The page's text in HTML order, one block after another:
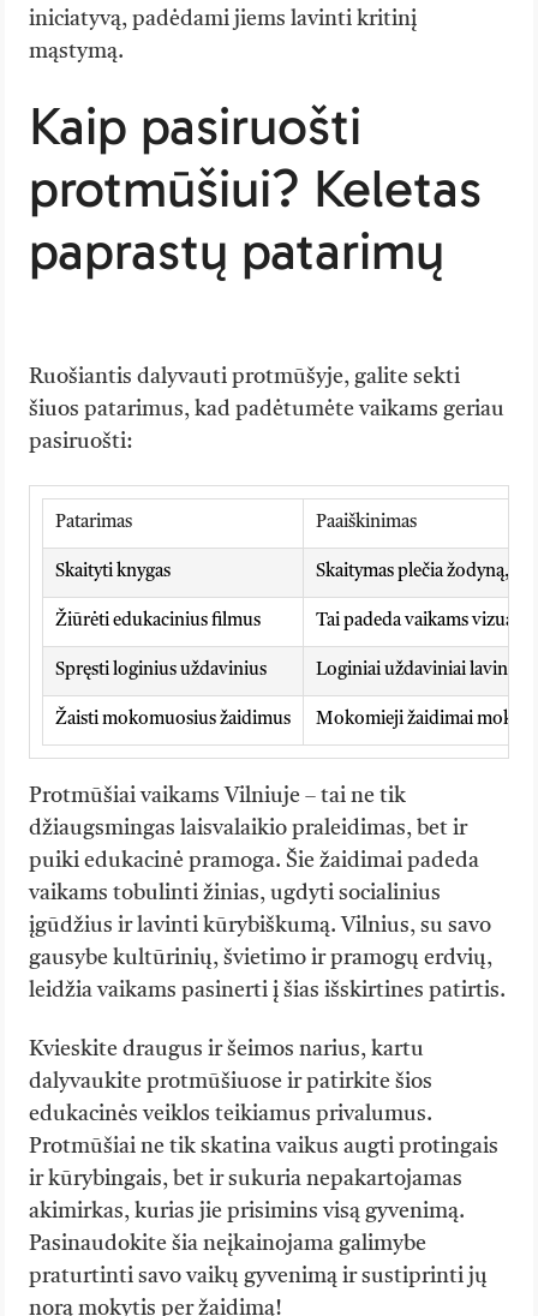
iniciatyvą, padėdami jiems lavinti kritinį
mąstymą.
Kaip pasiruošti
protmūšiui? Keletas
paprastų patarimų
Ruošiantis dalyvauti protmūšyje, galite sekti
šiuos patarimus, kad padėtumėte vaikams geriau
pasiruošti:
Patarimas Paaiškinimas
Skaityti knygas Skaitymas plečia žodyną,
Žiūrėti edukacinius filmus Tai padeda vaikams
Spręsti loginius uždavinius Loginiai uždaviniai lavina
Žaisti mokomuosius žaidimus Mokomieji žaidimai moko
Protmūšiai vaikams Vilniuje – tai ne tik
džiaugsmingas laisvalaikio praleidimas, bet ir
puiki edukacinė pramoga. Šie žaidimai padeda
vaikams tobulinti žinias, ugdyti socialinius
įgūdžius ir lavinti kūrybiškumą. Vilnius, su savo
gausybe kultūrinių, švietimo ir pramogų erdvių,
leidžia vaikams pasinerti į šias išskirtines patirtis.
Kvieskite draugus ir šeimos narius, kartu
dalyvaukite protmūšiuose ir patirkite šios
edukacinės veiklos teikiamus privalumus.
Protmūšiai ne tik skatina vaikus augti protingais
ir kūrybingais, bet ir sukuria nepakartojamas
akimirkas, kurias jie prisimins visą gyvenimą.
Pasinaudokite šia neįkainojama galimybe
praturtinti savo vaikų gyvenimą ir sustiprinti jų
norą mokytis per žaidimą!